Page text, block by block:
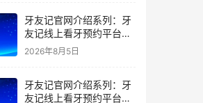
牙友记官网介绍系列：牙
友记线上看牙预约平台让
看牙不再靠运气
2026年8月5日
牙友记官网介绍系列：牙
友记线上看牙预约平台打